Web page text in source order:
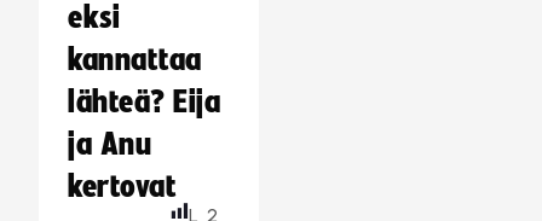
eksi
kannattaa
lähteä? Eija
ja Anu
kertovat
L 2